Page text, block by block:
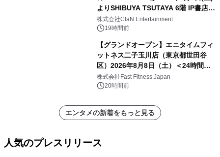
よりSHIBUYA TSUTAYA 6階 IP書店で
開催決定！！
株式会社ClaN Entertainment
19時間前
【グランドオープン】エニタイムフィ
ットネス二子玉川店（東京都世田谷
区）2026年8月8日（土）＜24時間年
中無休のフィットネスジム＞
株式会社Fast Fitness Japan
20時間前
エンタメの新着をもっと見る
人気のプレスリリース